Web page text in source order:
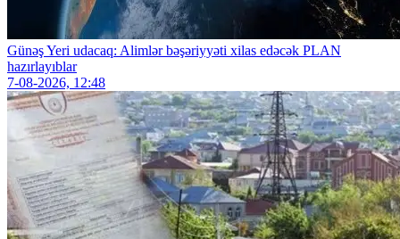
Günəş Yeri udacaq: Alimlər bəşəriyyəti xilas edəcək PLAN
hazırlayıblar
7-08-2026, 12:48